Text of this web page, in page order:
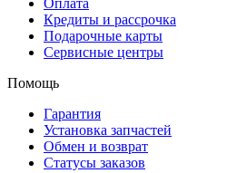
Кредиты и рассрочка
Подарочные карты
Сервисные центры
Помощь
Гарантия
Установка запчастей
Обмен и возврат
Статусы заказов